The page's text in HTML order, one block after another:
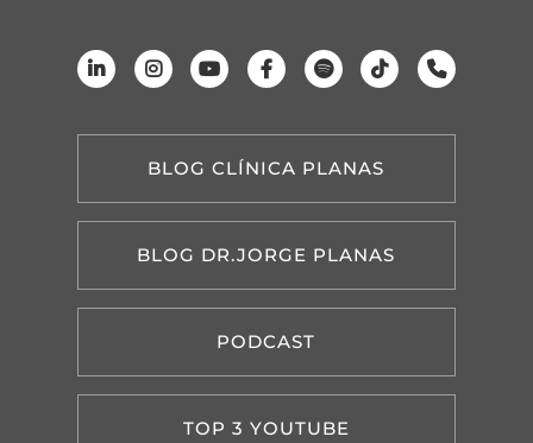
BLOG CLÍNICA PLANAS
BLOG DR.JORGE PLANAS
PODCAST
TOP 3 YOUTUBE